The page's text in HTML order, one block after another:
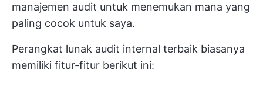
manajemen audit untuk menemukan mana yang
paling cocok untuk saya.
Perangkat lunak audit internal terbaik biasanya
memiliki fitur-fitur berikut ini: